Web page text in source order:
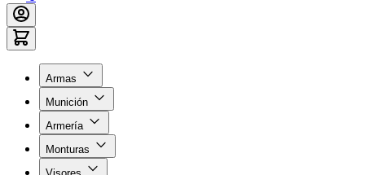
Armas
Munición
Armería
Monturas